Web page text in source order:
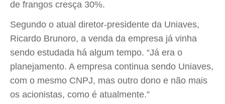
de frangos cresça 30%.
Segundo o atual diretor-presidente da Uniaves,
Ricardo Brunoro, a venda da empresa já vinha
sendo estudada há algum tempo. “Já era o
planejamento. A empresa continua sendo Uniaves,
com o mesmo CNPJ, mas outro dono e não mais
os acionistas, como é atualmente.”